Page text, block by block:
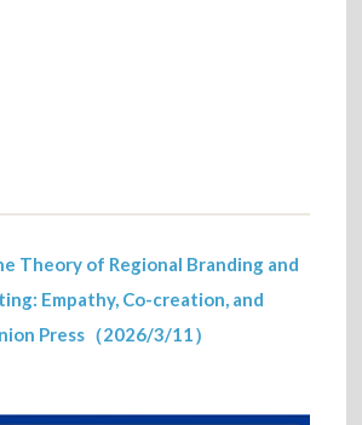
Theory of Regional Branding and
Empathy, Co-creation, and
Press（2026/3/11）